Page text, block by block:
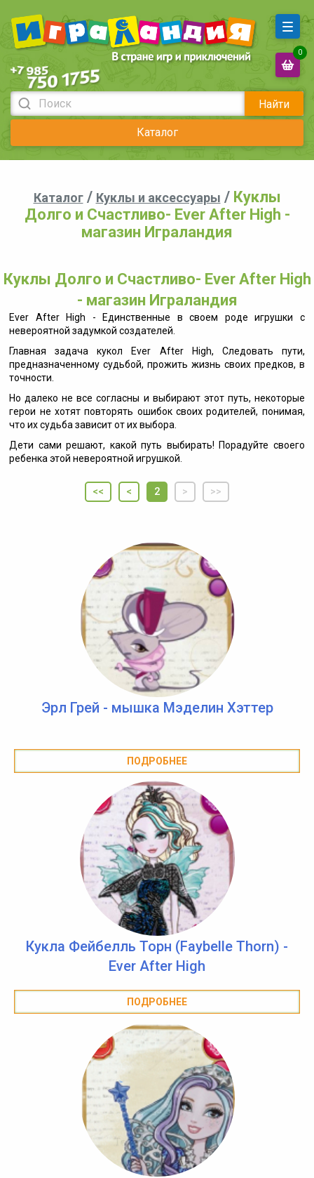
Найти
Каталог
0
Каталог/ Куклы и аксессуары / Куклы
Долго и Счастливо- Ever After High -
магазин Играландия
Куклы Долго и Счастливо- Ever After High
- магазин Играландия
Ever After High - Единственные в своем роде игрушки с
невероятной задумкой создателей.
Главная задача кукол Ever After High, Следовать пути,
предназначенному судьбой, прожить жизнь своих предков, в
точности.
Но далеко не все согласны и выбирают этот путь, некоторые
герои не хотят повторять ошибок своих родителей, понимая,
что их судьба зависит от их выбора.
Дети сами решают, какой путь выбирать! Порадуйте своего
ребенка этой невероятной игрушкой.
<< < 2 > >>
Эрл Грей - мышка Мэделин Хэттер
ПОДРОБНЕЕ
Кукла Фейбелль Торн (Faybelle Thorn) -
Ever After High
ПОДРОБНЕЕ